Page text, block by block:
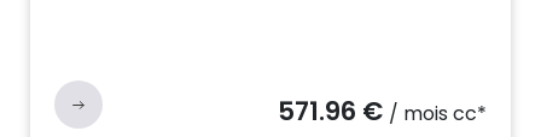
571.96 € / mois cc*